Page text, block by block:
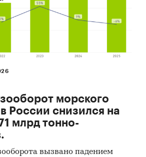
морского
России снизился на
млрд тонно-
вызвано падением